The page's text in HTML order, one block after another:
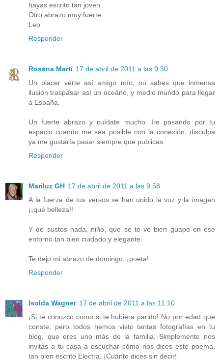
hayas escrito tan joven.
Otro abrazo muy fuerte.
Leo
Responder
Rosana Martí 17 de abril de 2011 a las 9:30
Un placer verte así amigo mío, no sabes que inmensa
ilusión traspasar así un oceáno, y medio mundo para llegar
a España.
Un fuerte abrazo y cuídate mucho. Ire pasando por tu
espacio cuando me sea posible con la conexión, disculpa
ya me gustaría pasar siempre que publicas.
Responder
Mariluz GH 17 de abril de 2011 a las 9:58
A la fuerza de tus versos se han unido la voz y la imagen
¡¡qué belleza!!
Y de sustos nada, niño, que se te ve bien guapo en ese
entorno tan bien cuidado y elegante.
Te dejo mi abrazo de domingo, ¡poeta!
Responder
Isolda Wagner 17 de abril de 2011 a las 11:10
¡Si te conozco como si te hubiera parido! No por edad que
conste, pero todos hemos visto tantas fotografías en tu
blog, que eres uno más de la familia. Simplemente nos
invitas a tu casa a escuchar cómo nos dices este poema,
tan bien escrito Electra. ¡Cuánto dices sin decir!